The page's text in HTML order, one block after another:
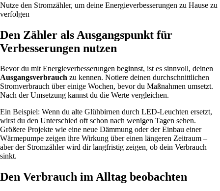
Nutze den Stromzähler, um deine Energieverbesserungen zu Hause zu
verfolgen
Den Zähler als Ausgangspunkt für
Verbesserungen nutzen
Bevor du mit Energieverbesserungen beginnst, ist es sinnvoll, deinen
Ausgangsverbrauch zu kennen. Notiere deinen durchschnittlichen
Stromverbrauch über einige Wochen, bevor du Maßnahmen umsetzt.
Nach der Umsetzung kannst du die Werte vergleichen.
Ein Beispiel: Wenn du alte Glühbirnen durch LED-Leuchten ersetzt,
wirst du den Unterschied oft schon nach wenigen Tagen sehen.
Größere Projekte wie eine neue Dämmung oder der Einbau einer
Wärmepumpe zeigen ihre Wirkung über einen längeren Zeitraum –
aber der Stromzähler wird dir langfristig zeigen, ob dein Verbrauch
sinkt.
Den Verbrauch im Alltag beobachten